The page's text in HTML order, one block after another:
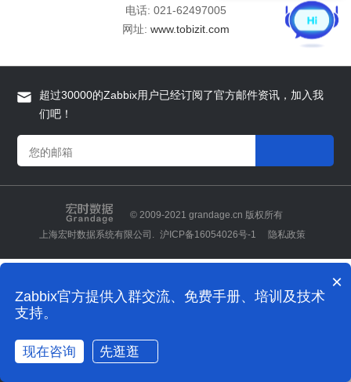
电话: 021-62497005
网址: www.tobizit.com
超过30000的Zabbix用户已经订阅了官方邮件资讯，加入我
们吧！
© 2009-2021 grandage.cn 版权所有
上海宏时数据系统有限公司. 沪ICP备16054026号-1 隐私政策
×
Zabbix官方提供入群交流、免费手册、培训及技术
支持。
现在咨询 先逛逛